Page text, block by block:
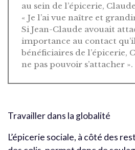
au sein de l’épicerie,
« Je l’ai vue naître et
Si Jean-Claude avouait
importance au contact
bénéficiaires de l’épicerie,
ne pas pouvoir s’attacher ».
Travailler dans la globalité
L’épicerie sociale, à côté des